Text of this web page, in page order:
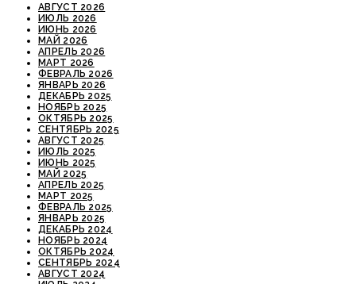
АВГУСТ 2026
ИЮЛЬ 2026
ИЮНЬ 2026
МАЙ 2026
АПРЕЛЬ 2026
МАРТ 2026
ФЕВРАЛЬ 2026
ЯНВАРЬ 2026
ДЕКАБРЬ 2025
НОЯБРЬ 2025
ОКТЯБРЬ 2025
СЕНТЯБРЬ 2025
АВГУСТ 2025
ИЮЛЬ 2025
ИЮНЬ 2025
МАЙ 2025
АПРЕЛЬ 2025
МАРТ 2025
ФЕВРАЛЬ 2025
ЯНВАРЬ 2025
ДЕКАБРЬ 2024
НОЯБРЬ 2024
ОКТЯБРЬ 2024
СЕНТЯБРЬ 2024
АВГУСТ 2024